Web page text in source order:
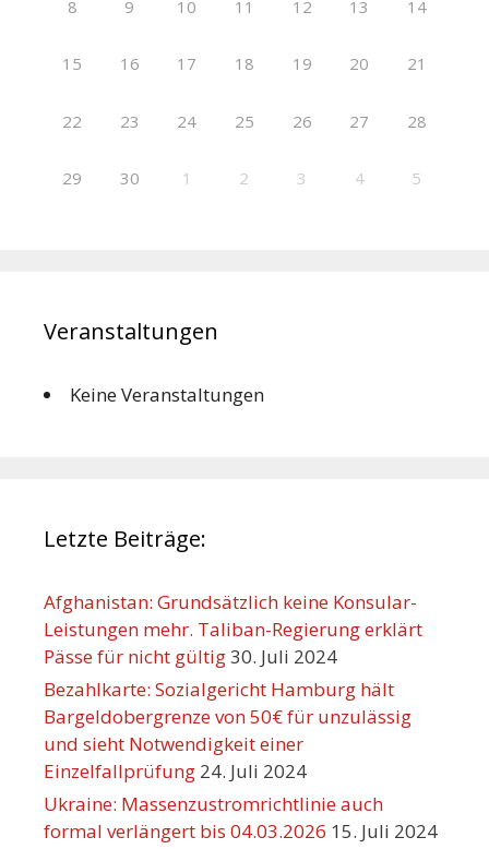
8 9 10 11 12 13 14
15 16 17 18 19 20 21
22 23 24 25 26 27 28
29 30 1 2 3 4 5
Veranstaltungen
Keine Veranstaltungen
Letzte Beiträge:
Afghanistan: Grundsätzlich keine Konsular-
Leistungen mehr. Taliban-Regierung erklärt
Pässe für nicht gültig30. Juli 2024
Bezahlkarte: Sozialgericht Hamburg hält
Bargeldobergrenze von 50€ für unzulässig
und sieht Notwendigkeit einer
Einzelfallprüfung 24. Juli 2024
Ukraine: Massenzustromrichtlinie auch
formal verlängert bis 04.03.2026 15. Juli 2024